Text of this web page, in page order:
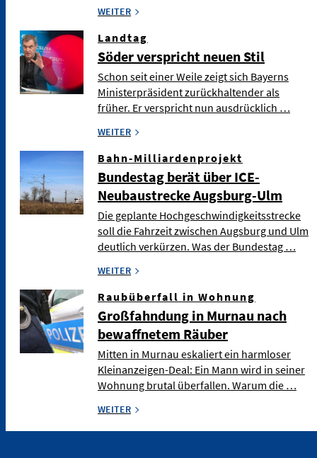
WEITER
Landtag
Söder verspricht neuen Stil
Schon seit einer Weile zeigt sich Bayerns
Ministerpräsident zurückhaltender als
früher. Er verspricht nun ausdrücklich …
WEITER
Bahn-Milliardenprojekt
Bundestag berät über ICE-
Neubaustrecke Augsburg-Ulm
Die geplante Hochgeschwindigkeitsstrecke
soll die Fahrzeit zwischen Augsburg und Ulm
deutlich verkürzen. Was der Bundestag …
WEITER
Raubüberfall in Wohnung
Großfahndung in Murnau nach
bewaffnetem Räuber
Mitten in Murnau eskaliert ein harmloser
Kleinanzeigen-Deal: Ein Mann wird in seiner
Wohnung brutal überfallen. Warum die …
WEITER